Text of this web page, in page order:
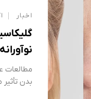
اخبار
نوآورانه
مطالعات
بدن